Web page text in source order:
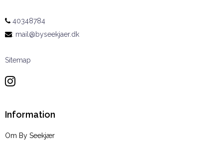
40348784
: mail@byseekjaer.dk
Sitemap
Information
Om By Seekjær